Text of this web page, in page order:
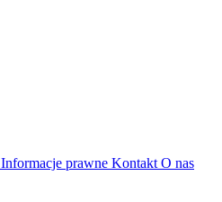
Informacje prawne Kontakt O nas